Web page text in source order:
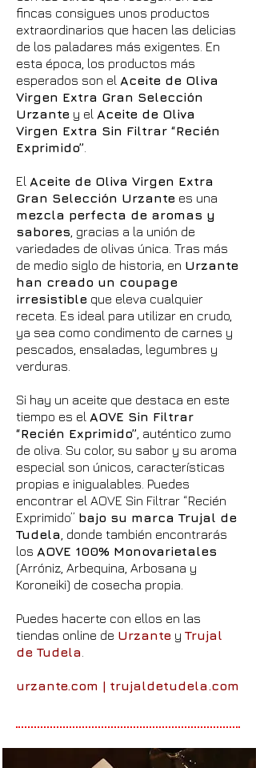
fincas consigues unos productos
extraordinarios que hacen las delicias
de los paladares más exigentes. En
esta época, los productos más
esperados son el Aceite de Oliva
Virgen Extra Gran Selección
Urzante y el Aceite de Oliva
Virgen Extra Sin Filtrar “Recién
Exprimido”
El Aceite de Oliva Virgen Extra
Gran Selección Urzante es una
mezcla perfecta de aromas y
sabores , gracias a la unión de
variedades de olivas única. Tras más
de medio siglo de historia, en Urzante
han creado un coupage
irresistible que eleva cualquier
receta. Es ideal para utilizar en crudo,
ya sea como condimento de carnes y
pescados, ensaladas, legumbres y
verduras.
Si hay un aceite que destaca en este
tiempo es el AOVE Sin Filtrar
“Recién Exprimido” , auténtico zumo
de oliva. Su color, su sabor y su aroma
especial son únicos, características
propias e inigualables. Puedes
encontrar el AOVE Sin Filtrar “Recién
Exprimido” bajo su marca Trujal de
Tudela , donde también encontrarás
los AOVE 100% Monovarietales
(Arróniz, Arbequina, Arbosana y
Koroneiki) de cosecha propia.
Puedes hacerte con ellos en las
tiendas online de Urzante y Trujal
de Tudela
urzante.com | trujaldetudela.com